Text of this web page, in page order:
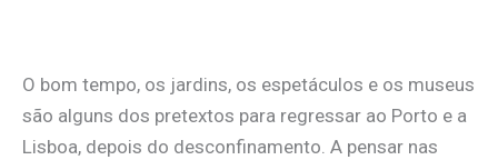
O bom tempo, os jardins, os espetáculos e os museus
são alguns dos pretextos para regressar ao Porto e a
Lisboa, depois do desconfinamento. A pensar nas